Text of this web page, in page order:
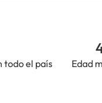
todo el país Edad